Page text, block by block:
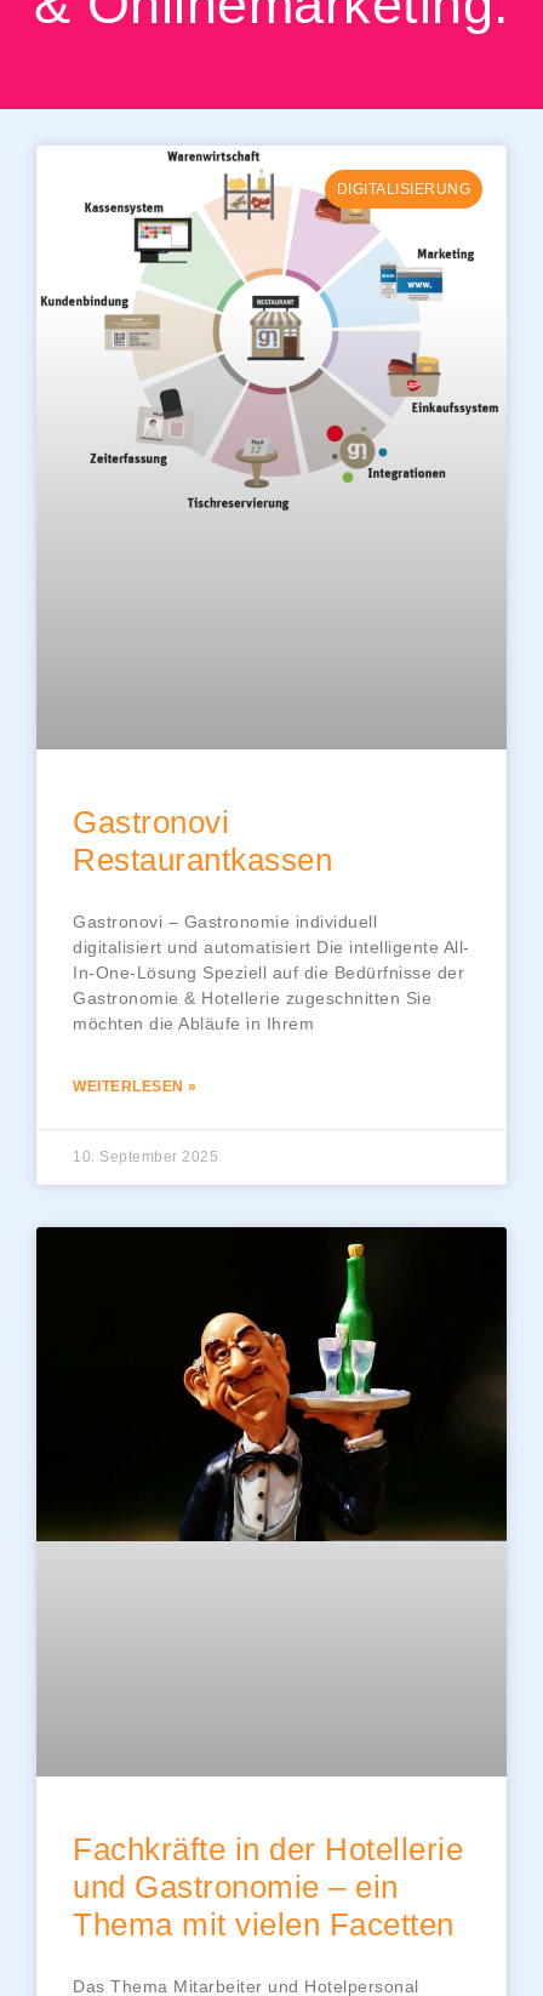
DIGITALISIERUNG
Gastronovi
Restaurantkassen
Gastronovi – Gastronomie individuell
digitalisiert und automatisiert Die intelligente All-
In-One-Lösung Speziell auf die Bedürfnisse der
Gastronomie & Hotellerie zugeschnitten Sie
möchten die Abläufe in Ihrem
WEITERLESEN »
10. September 2025
Fachkräfte in der Hotellerie
und Gastronomie – ein
Thema mit vielen Facetten
Das Thema Mitarbeiter und Hotelpersonal